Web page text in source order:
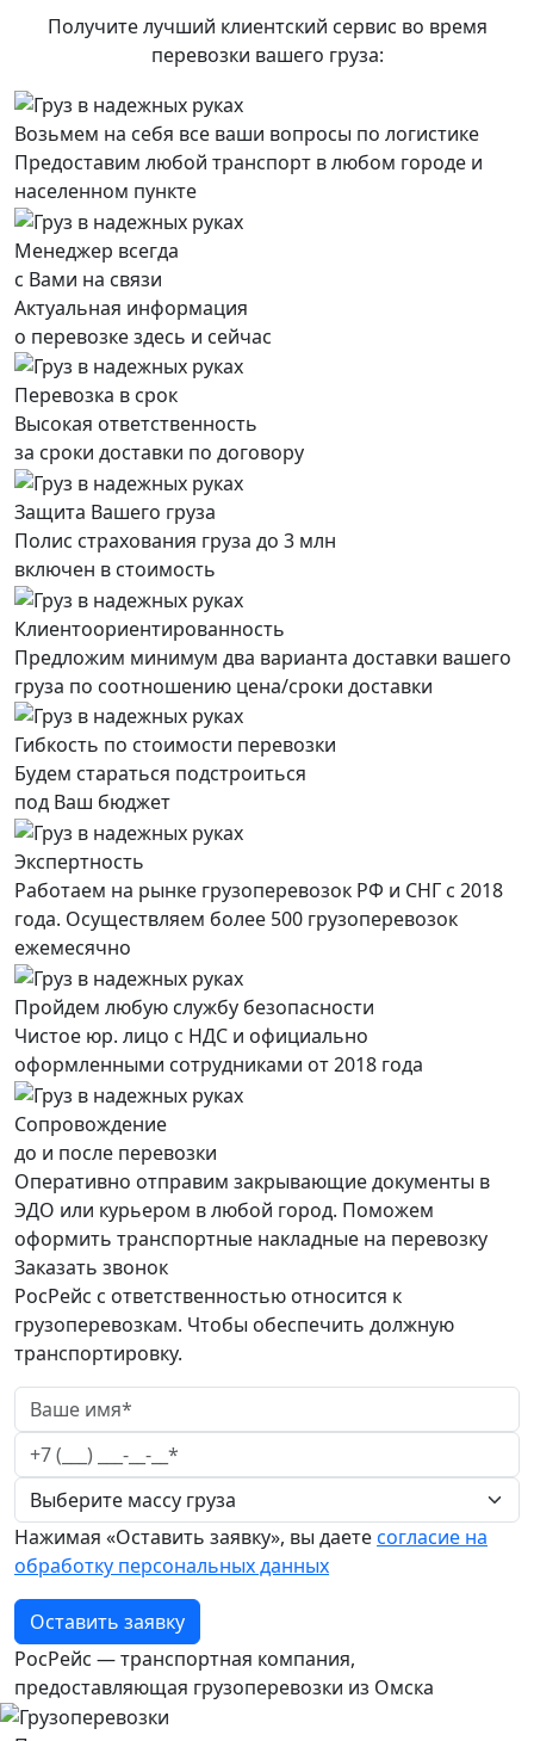
Получите лучший клиентский сервис во время
перевозки вашего груза:
Возьмем на себя все ваши вопросы по логистике
Предоставим любой транспорт в любом городе и
населенном пункте
Менеджер всегда
с Вами на связи
Актуальная информация
о перевозке здесь и сейчас
Перевозка в срок
Высокая ответственность
за сроки доставки по договору
Защита Вашего груза
Полис страхования груза до 3 млн
включен в стоимость
Клиентоориентированность
Предложим минимум два варианта доставки вашего
груза по соотношению цена/сроки доставки
Гибкость по стоимости перевозки
Будем стараться подстроиться
под Ваш бюджет
Экспертность
Работаем на рынке грузоперевозок РФ и СНГ с 2018
года. Осуществляем более 500 грузоперевозок
ежемесячно
Пройдем любую службу безопасности
Чистое юр. лицо с НДС и официально
оформленными сотрудниками от 2018 года
Сопровождение
до и после перевозки
Оперативно отправим закрывающие документы в
ЭДО или курьером в любой город. Поможем
оформить транспортные накладные на перевозку
Заказать звонок
РосРейс с ответственностью относится к
грузоперевозкам. Чтобы обеспечить должную
транспортировку.
Нажимая «Оставить заявку», вы даетесогласие на
обработку персональных данных
Оставить заявку
РосРейс — транспортная компания,
предоставляющая грузоперевозки из Омска